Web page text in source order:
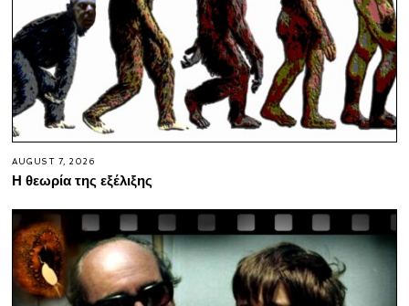
AUGUST 7, 2026
Η θεωρία της εξέλιξης